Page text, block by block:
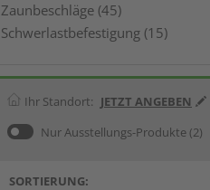
Zaunbeschläge (45)
Schwerlastbefestigung (15)
Ihr Standort: JETZT ANGEBEN
Nur Ausstellungs-Produkte (2)
SORTIERUNG: